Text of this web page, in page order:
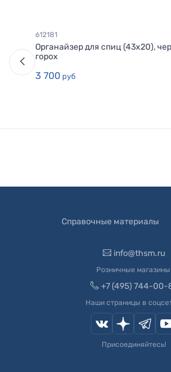
612181
Органайзер для спиц (43х20),
горох
3 700 руб
Справочные материалы
info@thsm.ru
Розничные
+7 (495) 744-00-
Наши страницы в
Присоединяйтесь!